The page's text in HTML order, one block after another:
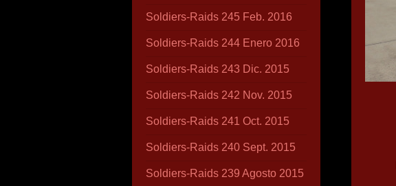
Soldiers-Raids 245 Feb. 2016
Soldiers-Raids 244 Enero 2016
Soldiers-Raids 243 Dic. 2015
Soldiers-Raids 242 Nov. 2015
Soldiers-Raids 241 Oct. 2015
Soldiers-Raids 240 Sept. 2015
Soldiers-Raids 239 Agosto 2015